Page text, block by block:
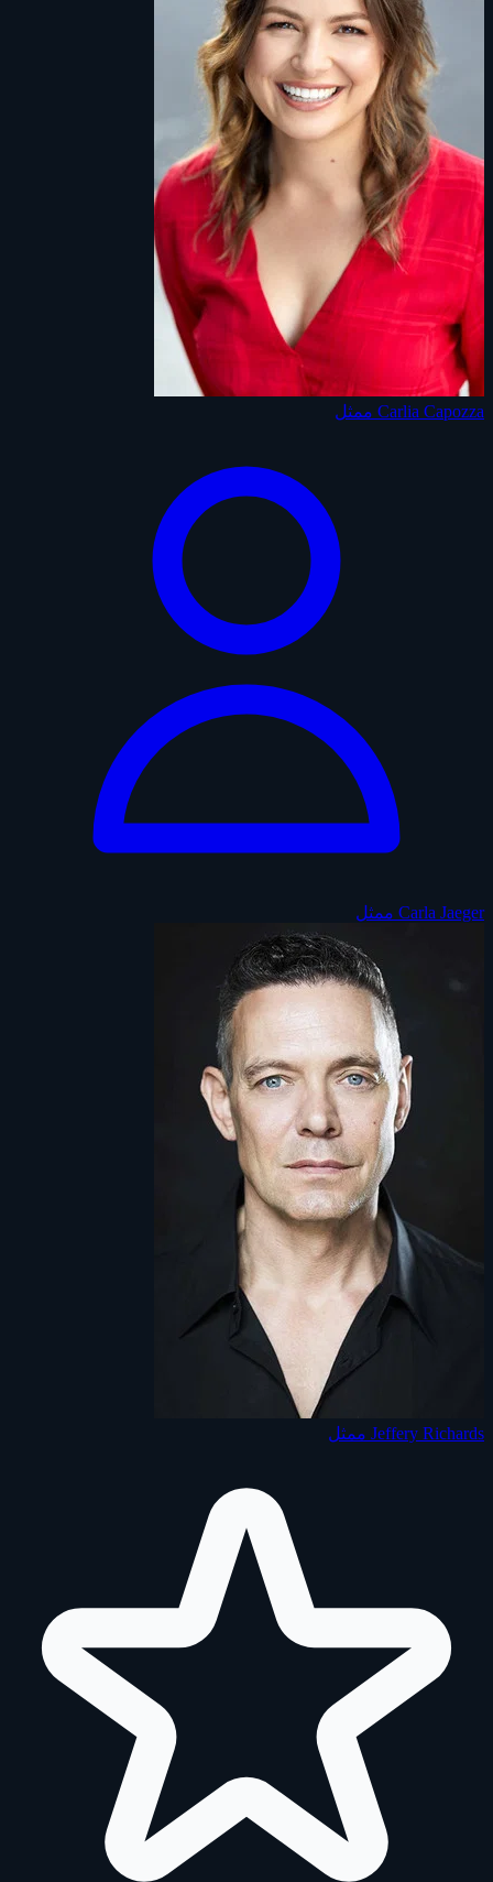
Carlia Capozza ممثل
Carla Jaeger ممثل
Jeffery Richards ممثل